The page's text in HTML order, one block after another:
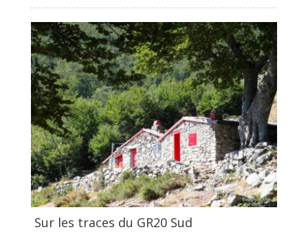
Sur les traces du GR20 Sud